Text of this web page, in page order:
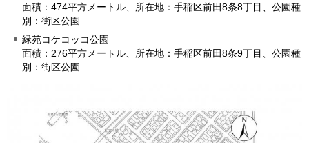
面積：474平方メートル、所在地：手稲区前田8条8丁目、公園種
別：街区公園
緑苑コケコッコ公園
面積：276平方メートル、所在地：手稲区前田8条9丁目、公園種
別：街区公園